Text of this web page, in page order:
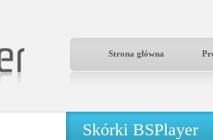
Strona główna
Skórki BSPlayer